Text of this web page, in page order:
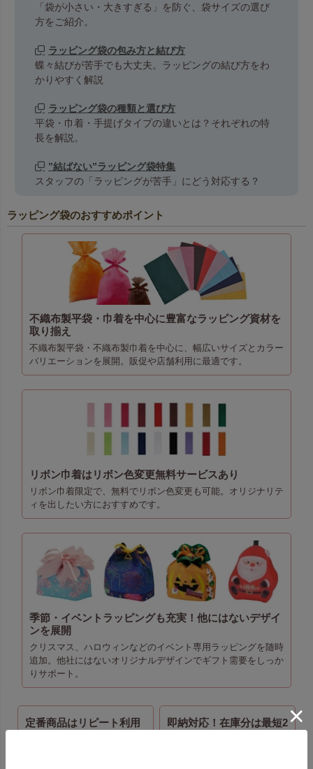
「袋が小さい・大きすぎる」を防ぐ、袋サイズの選び
方をご紹介。
ラッピング袋の包み方と結び方
蝶々結びが苦手でも大丈夫。ラッピングの結び方をわ
かりやすく解説
ラッピング袋の種類と選び方
平袋・巾着・手提げタイプの違いとは？それぞれの特
長を解説。
”結ばない”ラッピング袋特集
スタッフの「ラッピングが苦手」にどう対応する？
ラッピング袋のおすすめポイント
不織布製平袋・巾着を中心に豊富なラッピング資材を
取り揃え
不織布製平袋・不織布製巾着を中心に、幅広いサイズとカラー
バリエーションを展開。販促や店舗利用に最適です。
リボン巾着はリボン色変更無料サービスあり
リボン巾着限定で、無料でリボン色変更も可能。オリジナリテ
ィを出したい方におすすめです。
季節・イベントラッピングも充実！他にはないデザイ
ンを展開
クリスマス、ハロウィンなどのイベント専用ラッピングを随時
追加。他社にはないオリジナルデザインでギフト需要をしっか
りサポート。
定番商品はリピート利用
即納対応！在庫分は最短2